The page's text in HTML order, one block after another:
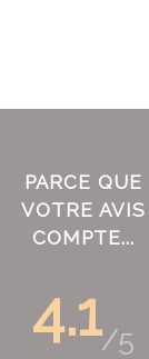
PARCE QUE
VOTRE AVIS
COMPTE...
4.1/5